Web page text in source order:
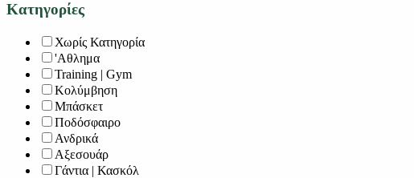
Κατηγορίες
Χωρίς Κατηγορία
'Αθλημα
Training | Gym
Κολύμβηση
Μπάσκετ
Ποδόσφαιρο
Ανδρικά
Αξεσουάρ
Γάντια | Κασκόλ